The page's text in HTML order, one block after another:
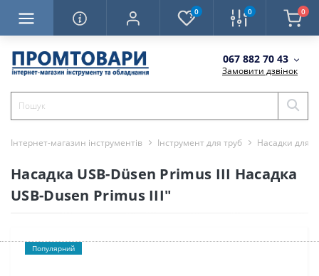
0 0 0
067 882 70 43
Замовити дзвінок
Інтернет-магазин інструментів Інструмент для труб Насадки для
Насадка USB-Düsen Primus III Насадка
USB-Dusen Primus III"
Популярний